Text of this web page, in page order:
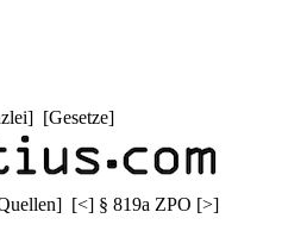
] [Gesetze]
] [<] § 819a ZPO [>]